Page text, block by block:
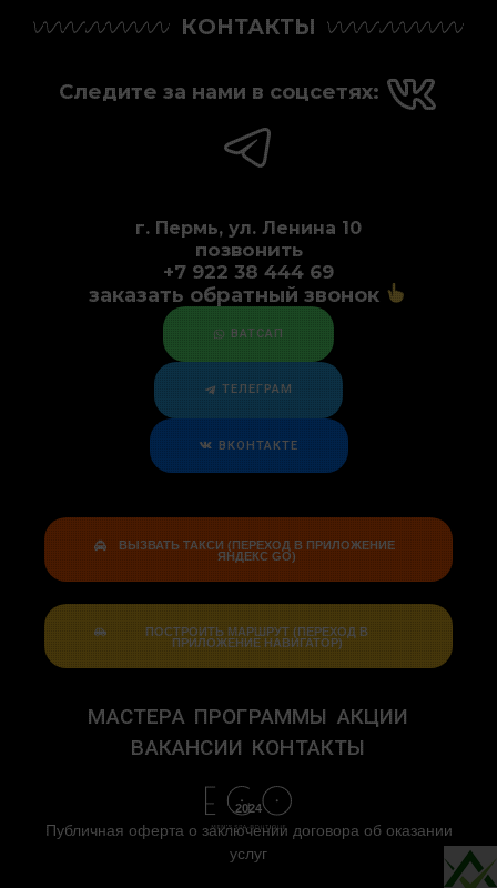
КОНТАКТЫ
Следите за нами в соцсетях:
г. Пермь, ул. Ленина 10
позвонить
+7 922 38 444 69
заказать обратный звонок
ВАТСАП
ТЕЛЕГРАМ
ВКОНТАКТЕ
ВЫЗВАТЬ ТАКСИ (ПЕРЕХОД В ПРИЛОЖЕНИЕ
ЯНДЕКС GO)
ПОСТРОИТЬ МАРШРУТ (ПЕРЕХОД В
ПРИЛОЖЕНИЕ НАВИГАТОР)
МАСТЕРА ПРОГРАММЫ АКЦИИ
ВАКАНСИИ КОНТАКТЫ
2024
Публичная оферта о заключении договора об оказании
услуг